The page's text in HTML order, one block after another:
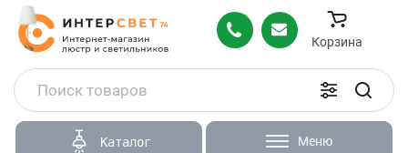
Корзина
Каталог Меню